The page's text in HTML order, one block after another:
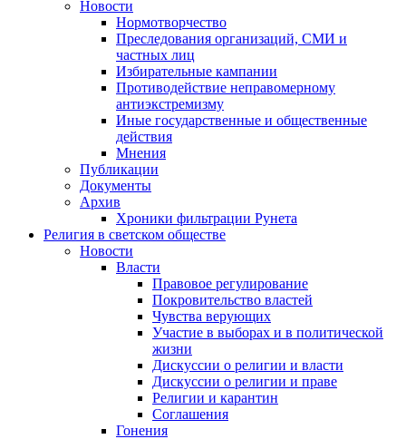
Новости
Нормотворчество
Преследования организаций, СМИ и
частных лиц
Избирательные кампании
Противодействие неправомерному
антиэкстремизму
Иные государственные и общественные
действия
Мнения
Публикации
Документы
Архив
Хроники фильтрации Рунета
Религия в светском обществе
Новости
Власти
Правовое регулирование
Покровительство властей
Чувства верующих
Участие в выборах и в политической
жизни
Дискуссии о религии и власти
Дискуссии о религии и праве
Религии и карантин
Соглашения
Гонения